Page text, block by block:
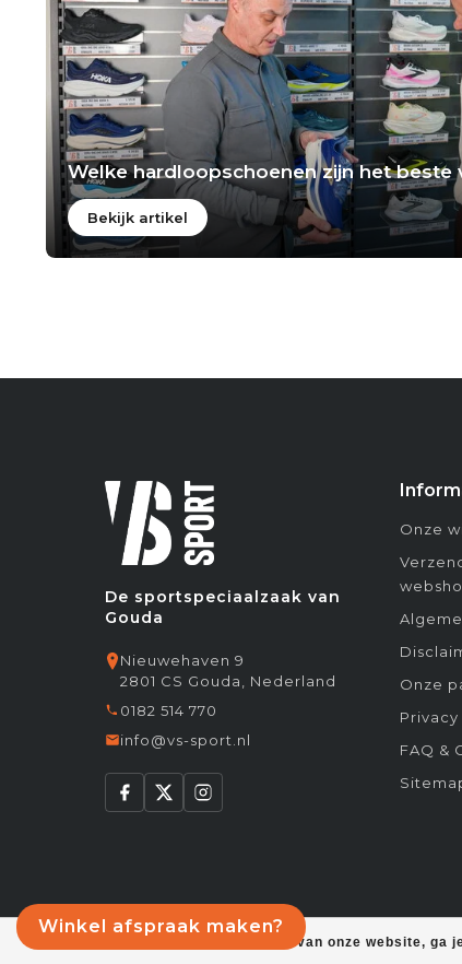
Winkel afspraak maken?
Welke hardloopschoenen zijn het beste
Bekijk artikel
Door het gebruiken van onze website,
De sportspeciaalzaak van
Gouda
Nieuwehaven 9
2801 CS Gouda, Nederland
0182 514 770
info@vs-sport.nl
Onze
Onze
FAQ &